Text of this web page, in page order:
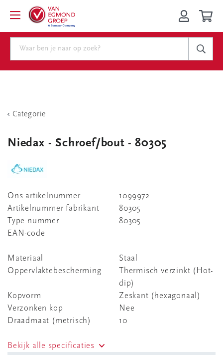
Categorie
Niedax - Schroef/bout - 80305
Ons artikelnummer
1099972
Artikelnummer fabrikant
80305
Type nummer
80305
EAN-code
Materiaal
Staal
Oppervlaktebescherming
Thermisch verzinkt (Hot-
dip)
Kopvorm
Zeskant (hexagonaal)
Verzonken kop
Nee
Draadmaat (metrisch)
10
Bekijk alle specificaties